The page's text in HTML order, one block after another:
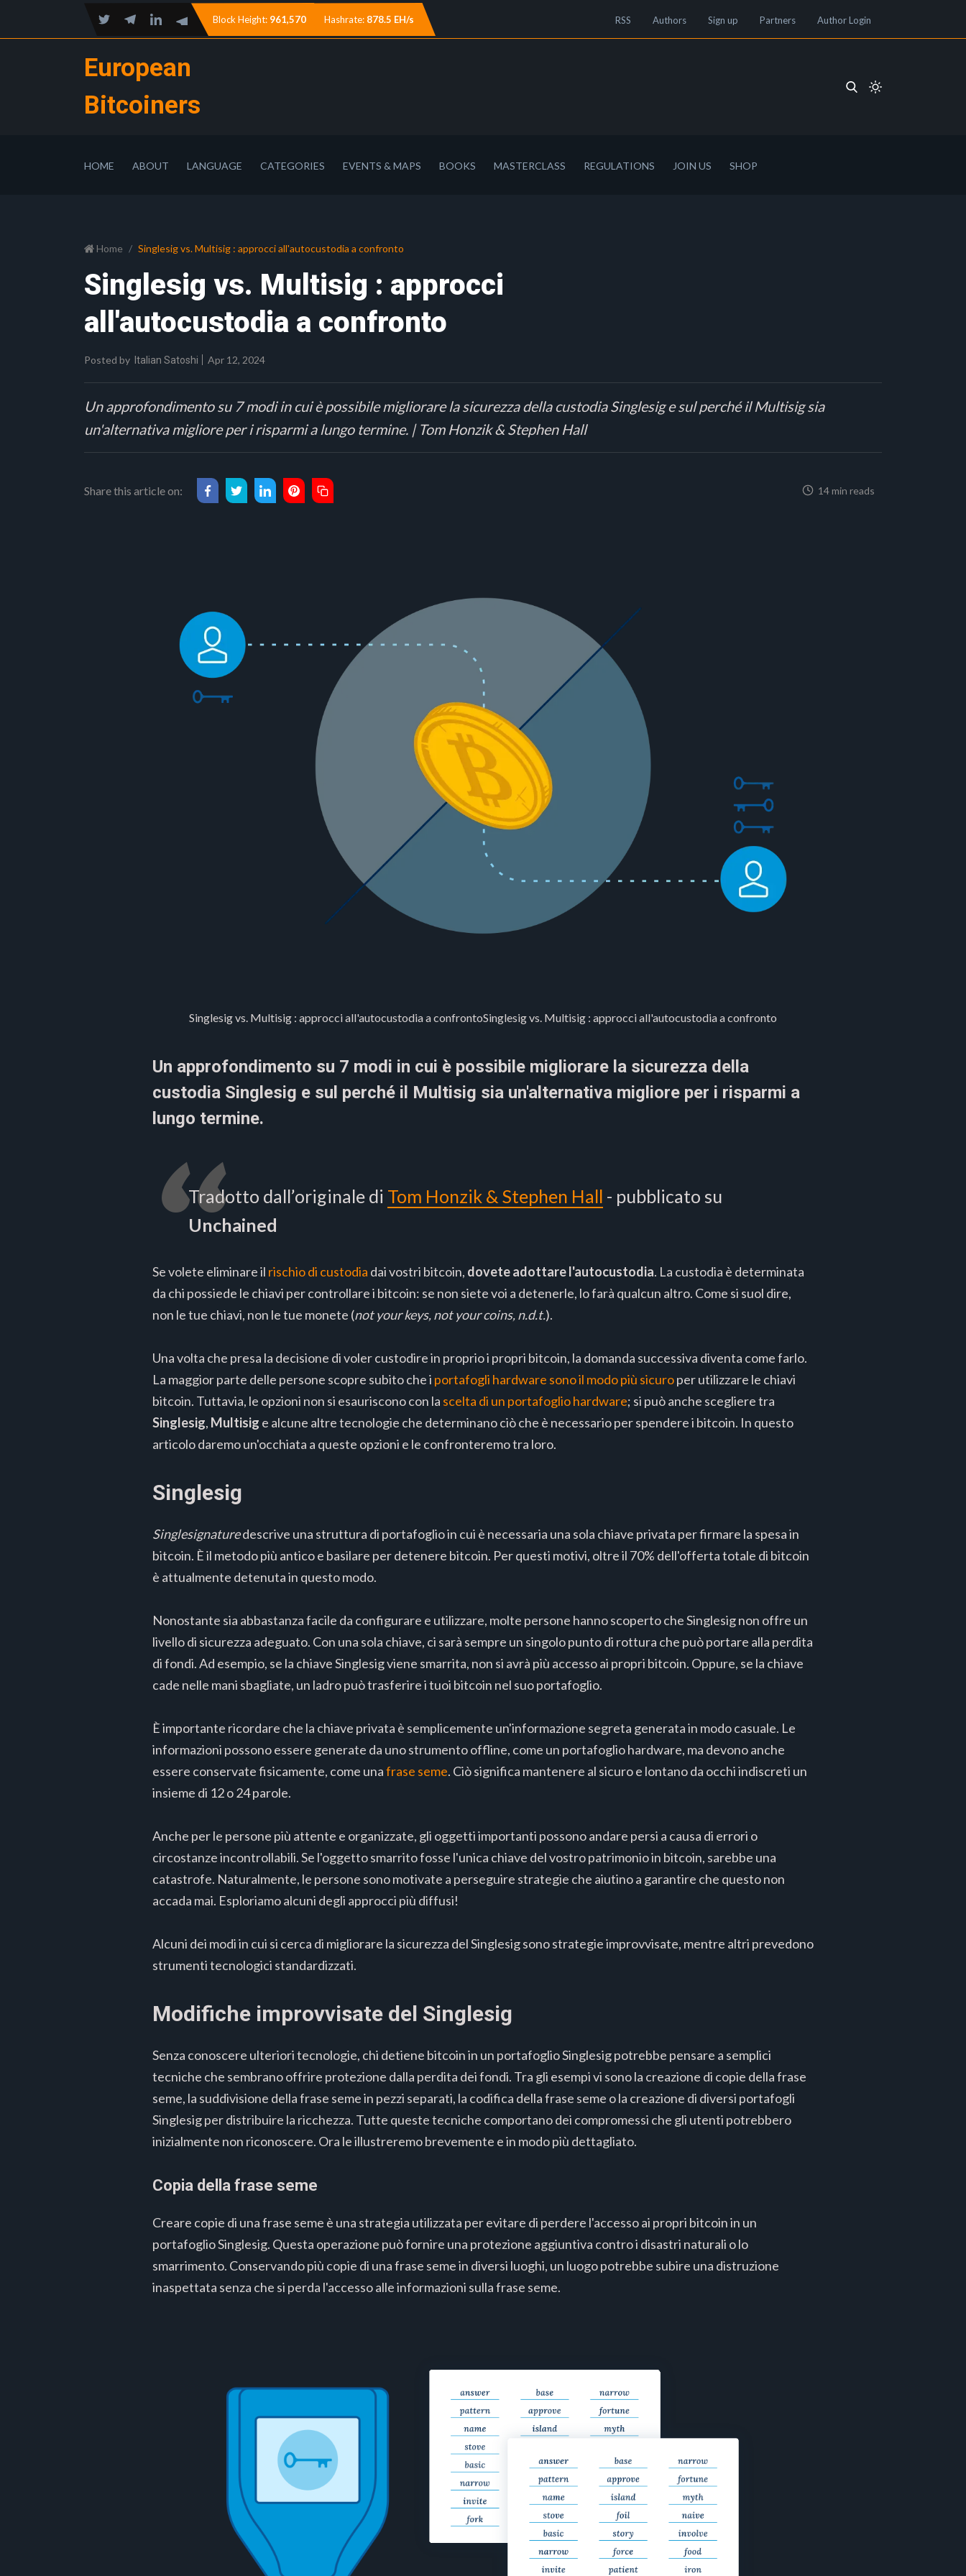
Block Height: 961,570 Hashrate: 878.5 EH/s RSS Authors Sign up Partners Author Login
European
Bitcoiners
HOME ABOUT LANGUAGE CATEGORIES EVENTS & MAPS BOOKS MASTERCLASS REGULATIONS JOIN US SHOP
Home Singlesig vs. Multisig : approcci all'autocustodia a confronto
Singlesig vs. Multisig : approcci
all'autocustodia a confronto
Posted by Italian Satoshi Apr 12, 2024
Un approfondimento su 7 modi in cui è possibile migliorare la sicurezza della custodia Singlesig e sul perché il Multisig sia
un'alternativa migliore per i risparmi a lungo termine. | Tom Honzik & Stephen Hall
Share this article on: 14 min reads
Singlesig vs. Multisig : approcci all'autocustodia a confrontoSinglesig vs. Multisig : approcci all'autocustodia a confronto
Un approfondimento su 7 modi in cui è possibile migliorare la sicurezza della
custodia Singlesig e sul perché il Multisig sia un'alternativa migliore per i risparmi a
lungo termine.
Tradotto dall’originale di Tom Honzik & Stephen Hall - pubblicato su
Unchained
Se volete eliminare il rischio di custodia dai vostri bitcoin, dovete adottare l'autocustodia. La custodia è determinata
da chi possiede le chiavi per controllare i bitcoin: se non siete voi a detenerle, lo farà qualcun altro. Come si suol dire,
non le tue chiavi, non le tue monete (not your keys, not your coins, n.d.t.).
Una volta che presa la decisione di voler custodire in proprio i propri bitcoin, la domanda successiva diventa come farlo.
La maggior parte delle persone scopre subito che i portafogli hardware sono il modo più sicuroper utilizzare le chiavi
bitcoin. Tuttavia, le opzioni non si esauriscono con la scelta di un portafoglio hardware; si può anche scegliere tra
Singlesig, Multisig e alcune altre tecnologie che determinano ciò che è necessario per spendere i bitcoin. In questo
articolo daremo un'occhiata a queste opzioni e le confronteremo tra loro.
Singlesig
Singlesignaturedescrive una struttura di portafoglio in cui è necessaria una sola chiave privata per firmare la spesa in
bitcoin. È il metodo più antico e basilare per detenere bitcoin. Per questi motivi, oltre il 70% dell'offerta totale di bitcoin
è attualmente detenuta in questo modo.
Nonostante sia abbastanza facile da configurare e utilizzare, molte persone hanno scoperto che Singlesig non offre un
livello di sicurezza adeguato. Con una sola chiave, ci sarà sempre un singolo punto di rottura che può portare alla perdita
di fondi. Ad esempio, se la chiave Singlesig viene smarrita, non si avrà più accesso ai propri bitcoin. Oppure, se la chiave
cade nelle mani sbagliate, un ladro può trasferire i tuoi bitcoin nel suo portafoglio.
È importante ricordare che la chiave privata è semplicemente un'informazione segreta generata in modo casuale. Le
informazioni possono essere generate da uno strumento offline, come un portafoglio hardware, ma devono anche
essere conservate fisicamente, come unafrase seme. Ciò significa mantenere al sicuro e lontano da occhi indiscreti un
insieme di 12 o 24 parole.
Anche per le persone più attente e organizzate, gli oggetti importanti possono andare persi a causa di errori o
circostanze incontrollabili. Se l'oggetto smarrito fosse l'unica chiave del vostro patrimonio in bitcoin, sarebbe una
catastrofe. Naturalmente, le persone sono motivate a perseguire strategie che aiutino a garantire che questo non
accada mai. Esploriamo alcuni degli approcci più diffusi!
Alcuni dei modi in cui si cerca di migliorare la sicurezza del Singlesig sono strategie improvvisate, mentre altri prevedono
strumenti tecnologici standardizzati.
Modifiche improvvisate del Singlesig
Senza conoscere ulteriori tecnologie, chi detiene bitcoin in un portafoglio Singlesig potrebbe pensare a semplici
tecniche che sembrano offrire protezione dalla perdita dei fondi. Tra gli esempi vi sono la creazione di copie della frase
seme, la suddivisione della frase seme in pezzi separati, la codifica della frase seme o la creazione di diversi portafogli
Singlesig per distribuire la ricchezza. Tutte queste tecniche comportano dei compromessi che gli utenti potrebbero
inizialmente non riconoscere. Ora le illustreremo brevemente e in modo più dettagliato.
Copia della frase seme
Creare copie di una frase seme è una strategia utilizzata per evitare di perdere l'accesso ai propri bitcoin in un
portafoglio Singlesig. Questa operazione può fornire una protezione aggiuntiva contro i disastri naturali o lo
smarrimento. Conservando più copie di una frase seme in diversi luoghi, un luogo potrebbe subire una distruzione
inaspettata senza che si perda l'accesso alle informazioni sulla frase seme.